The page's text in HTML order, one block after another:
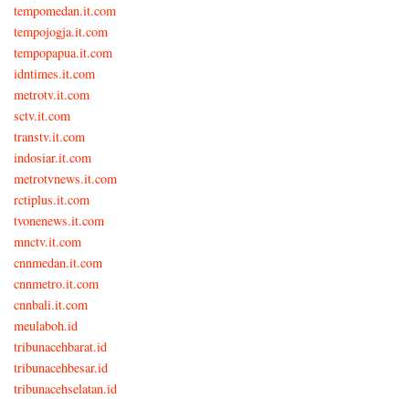
tempomedan.it.com
tempojogja.it.com
tempopapua.it.com
idntimes.it.com
metrotv.it.com
sctv.it.com
transtv.it.com
indosiar.it.com
metrotvnews.it.com
rctiplus.it.com
tvonenews.it.com
mnctv.it.com
cnnmedan.it.com
cnnmetro.it.com
cnnbali.it.com
meulaboh.id
tribunacehbarat.id
tribunacehbesar.id
tribunacehselatan.id